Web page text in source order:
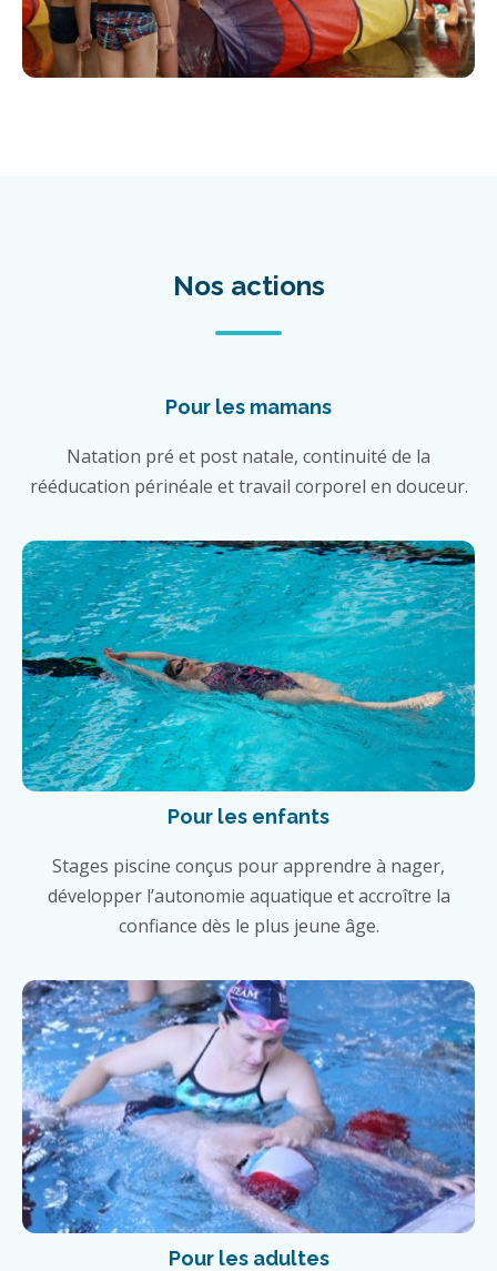
Nos actions
Pour les mamans
Natation pré et post natale, continuité de la
rééducation périnéale et travail corporel en douceur.
Pour les enfants
Stages piscine conçus pour apprendre à nager,
développer l’autonomie aquatique et accroître la
confiance dès le plus jeune âge.
Pour les adultes